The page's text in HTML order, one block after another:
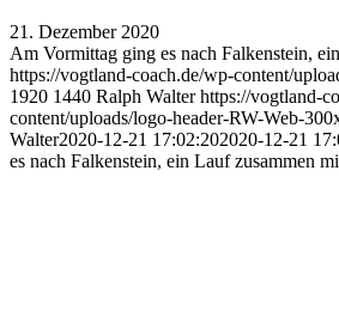
21. Dezember 2020
️Am Vormittag ging es nach Falkenstein,
https://vogtland-coach.de/wp-content/
1920 1440 Ralph Walter https://vogtland-
content/uploads/logo-header-RW-Web-
Walter2020-12-21 17:02:202020-12-21
es nach Falkenstein, ein Lauf zusammen